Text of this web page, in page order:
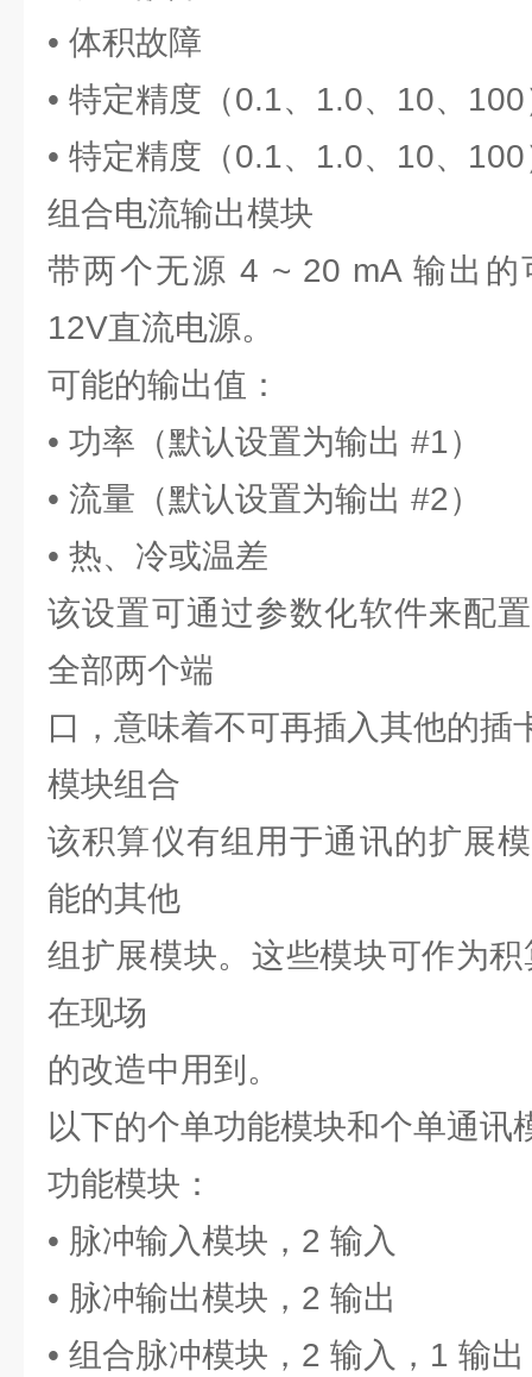
• 体积故障
• 特定精度（0.1、1.0、10、
• 特定精度（0.1、1.0、10、
组合电流输出模块
带两个无源 4 ~ 20 mA 输出
12V直流电源。
可能的输出值：
• 功率（默认设置为输出 #1）
• 流量（默认设置为输出 #2）
• 热、冷或温差
该设置可通过参数化软件来配
全部两个端
口，意味着不可再插入其他的插
模块组合
该积算仪有组用于通讯的扩展
能的其他
组扩展模块。这些模块可作为
在现场
的改造中用到。
以下的个单功能模块和个单通讯
功能模块：
• 脉冲输入模块，2 输入
• 脉冲输出模块，2 输出
• 组合脉冲模块，2 输入，1 输出